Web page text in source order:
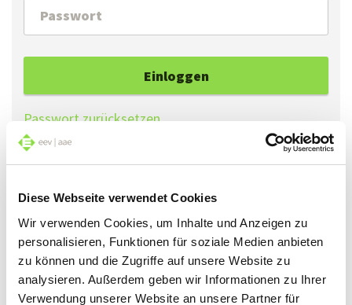
Diese Webseite verwendet Cookies
Wir verwenden Cookies, um Inhalte und Anzeigen zu
personalisieren, Funktionen für soziale Medien anbieten
zu können und die Zugriffe auf unsere Website zu
analysieren. Außerdem geben wir Informationen zu Ihrer
Verwendung unserer Website an unsere Partner für
Einloggen
Passwort zurücksetzen
mit der Funktion «Passwort zurücksetzen» ein
neues Passwort erstellen.
Falls Sie sich zum ersten Mal einloggen, können Sie
mit der Funktion «Passwort zurücksetzen» ein
Passwort erstellen.